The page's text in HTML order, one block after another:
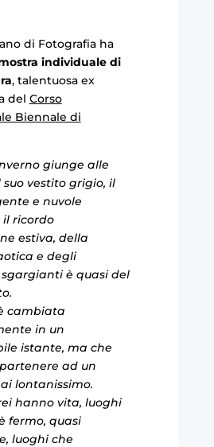
di Fotografia ha
individuale di
, talentuosa ex
del Corso
Biennale di
giunge alle
vestito grigio, il
e nuvole
ricordo
estiva, della
e degli
è quasi del
cambiata
in un
istante, ma che
ad un
lontanissimo.
hanno vita, luoghi
fermo, quasi
luoghi che